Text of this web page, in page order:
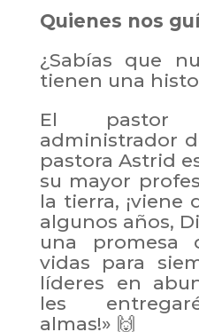
Quienes nos
¿Sabías que
tienen una
El pastor
administrador
pastora Astrid
su mayor
la tierra, ¡viene
algunos años,
una promesa
vidas para
líderes en
les
almas!» 🙌